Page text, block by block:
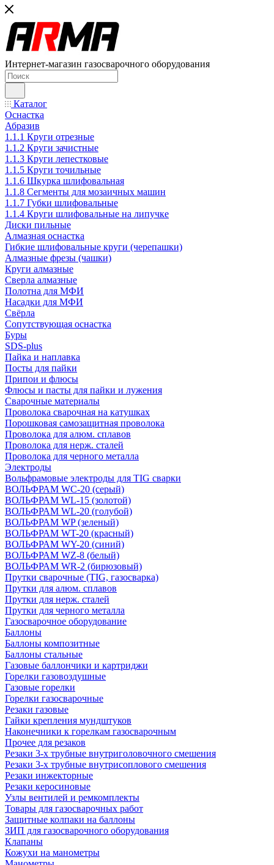
Интернет-магазин газосварочного оборудования
Каталог
Оснастка
Абразив
1.1.1 Круги отрезные
1.1.2 Круги зачистные
1.1.3 Круги лепестковые
1.1.5 Круги точильные
1.1.6 Шкурка шлифовальная
1.1.8 Сегменты для мозаичных машин
1.1.7 Губки шлифовальные
1.1.4 Круги шлифовальные на липучке
Диски пильные
Алмазная оснастка
Гибкие шлифовальные круги (черепашки)
Алмазные фрезы (чашки)
Круги алмазные
Сверла алмазные
Полотна для МФИ
Насадки для МФИ
Свёрла
Сопутствующая оснастка
Буры
SDS-plus
Пайка и наплавка
Посты для пайки
Припои и флюсы
Флюсы и пасты для пайки и лужения
Сварочные материалы
Проволока сварочная на катушках
Порошковая самозащитная проволока
Проволока для алюм. сплавов
Проволока для нерж. сталей
Проволока для черного металла
Электроды
Вольфрамовые электроды для TIG сварки
ВОЛЬФРАМ WC-20 (серый)
ВОЛЬФРАМ WL-15 (золотой)
ВОЛЬФРАМ WL-20 (голубой)
ВОЛЬФРАМ WP (зеленый)
ВОЛЬФРАМ WT-20 (красный)
ВОЛЬФРАМ WY-20 (синий)
ВОЛЬФРАМ WZ-8 (белый)
ВОЛЬФРАМ WR-2 (бирюзовый)
Прутки сварочные (TIG, газосварка)
Прутки для алюм. сплавов
Прутки для нерж. сталей
Прутки для черного металла
Газосварочное оборудование
Баллоны
Баллоны композитные
Баллоны стальные
Газовые баллончики и картриджи
Горелки газовоздушные
Газовые горелки
Горелки газосварочные
Резаки газовые
Гайки крепления мундштуков
Наконечники к горелкам газосварочным
Прочее для резаков
Резаки 3-х трубные внутриголовочного смешения
Резаки 3-х трубные внутрисоплового смешения
Резаки инжекторные
Резаки керосиновые
Узлы вентилей и ремкомплекты
Товары для газосварочных работ
Защитные колпаки на баллоны
ЗИП для газосварочного оборудования
Клапаны
Кожухи на манометры